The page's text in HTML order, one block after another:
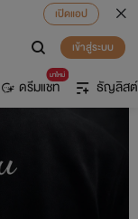
เปิดแอป
เข้าสู่ระบบ
มาใหม่
ดรีมแชท ธัญลิสต์